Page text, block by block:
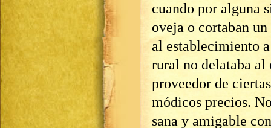
cuando por alguna
oveja o cortaban
al establecimiento
rural no delataba al
proveedor de
módicos precios.
sana y amigable